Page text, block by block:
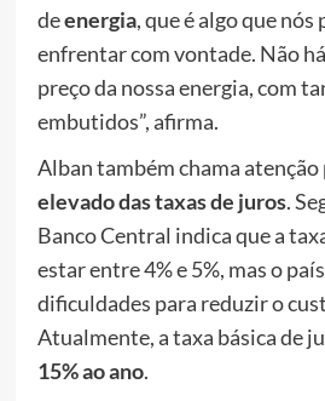
deenergia, que é algo que
enfrentar com vontade. Não
preço da nossa energia, com
embutidos”, afirma.
Alban também chama atenção
elevado das taxas de juros.
Banco Central indica que a
estar entre 4% e 5%, mas o
dificuldades para reduzir o
Atualmente, a taxa básica de
15% ao ano.